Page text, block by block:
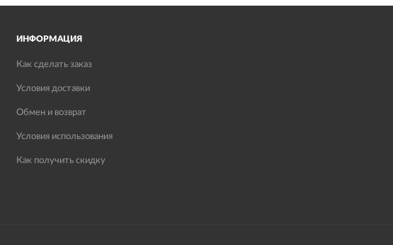
ИНФОРМАЦИЯ
Как сделать заказ
Условия доставки
Обмен и возврат
Условия использования
Как получить скидку